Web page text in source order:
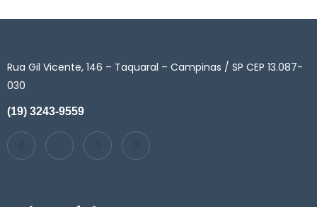
Rua Gil Vicente, 146 – Taquaral – Campinas / SP CEP 13.087-
030
(19) 3243-9559